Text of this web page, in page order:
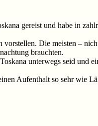
gereist und habe in
vorstellen. Die meisten –
brauchten.
unterwegs seid und
Aufenthalt so sehr wie